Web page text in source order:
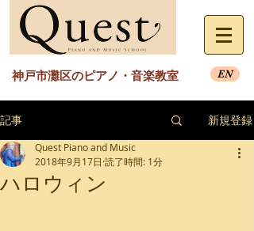
神戸市灘区のピアノ・音楽教室 EN
記事 新規登録
ハロウィン
Quest Piano and Music
2018年9月17日 読了時間: 1分